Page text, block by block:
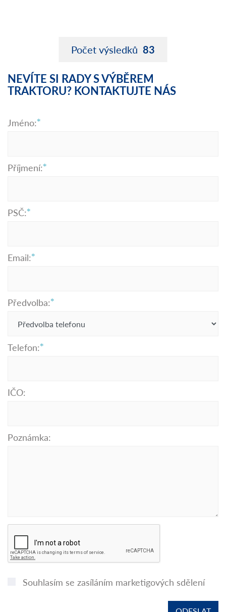
Počet výsledků 83
NEVÍTE SI RADY S VÝBĚREM
TRAKTORU? KONTAKTUJTE NÁS
Jméno:
Příjmení:
PSČ:
Email:
Předvolba:
Telefon:
IČO:
Poznámka:
Souhlasím se zasíláním marketigových sdělení